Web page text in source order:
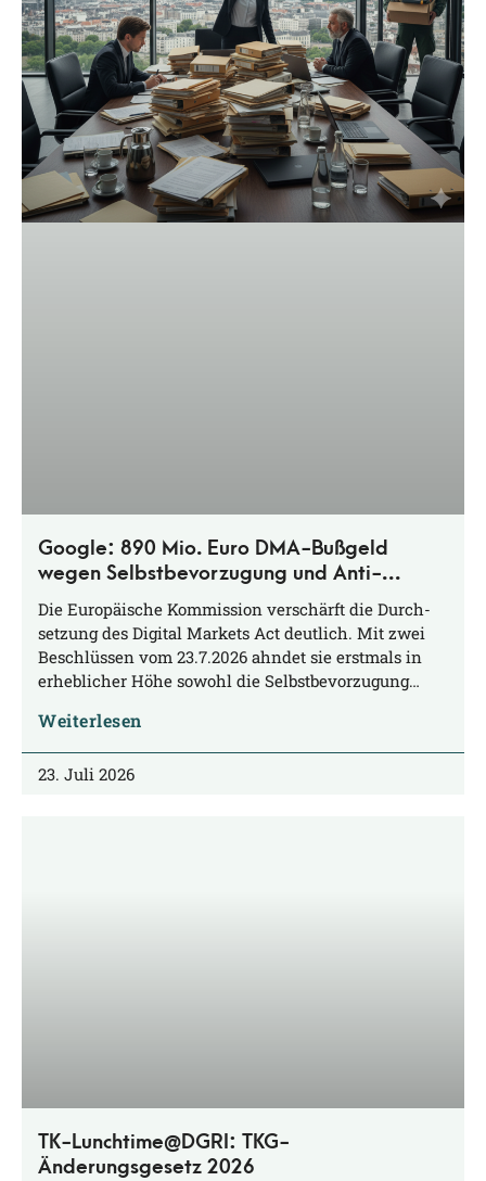
Google: 890 Mio. Euro DMA-Bußgeld
wegen Selbstbevorzugung und Anti-
Steering
Die Euro­päi­sche Kom­mis­si­on ver­schärft die Durch­
set­zung des Digi­tal Mar­kets Act deut­lich. Mit zwei
Beschlüs­sen vom 23.7.2026 ahn­det sie erst­mals in
erheb­li­cher Höhe sowohl die Selbstbevorzugung…
Weiterlesen
23. Juli 2026
TK-Lunchtime@DGRI: TKG-
Änderungsgesetz 2026